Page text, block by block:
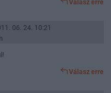
Válasz erre
06. 24. 10:21
Válasz erre